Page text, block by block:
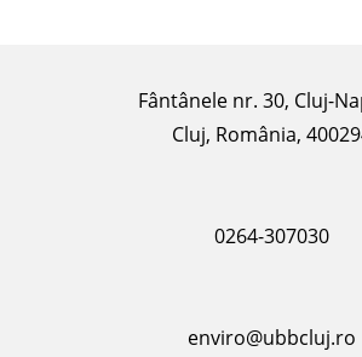
Fântânele nr. 30, Cluj-
Cluj, România,
0264-307030
enviro@ubbcluj.ro